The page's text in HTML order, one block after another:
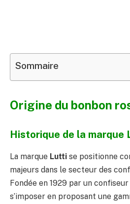
Sommaire
Origine du bonbon
Historique de la marque
La marque Lutti se positionne
majeurs dans le secteur des
Fondée en 1929 par un
s’imposer en proposant une